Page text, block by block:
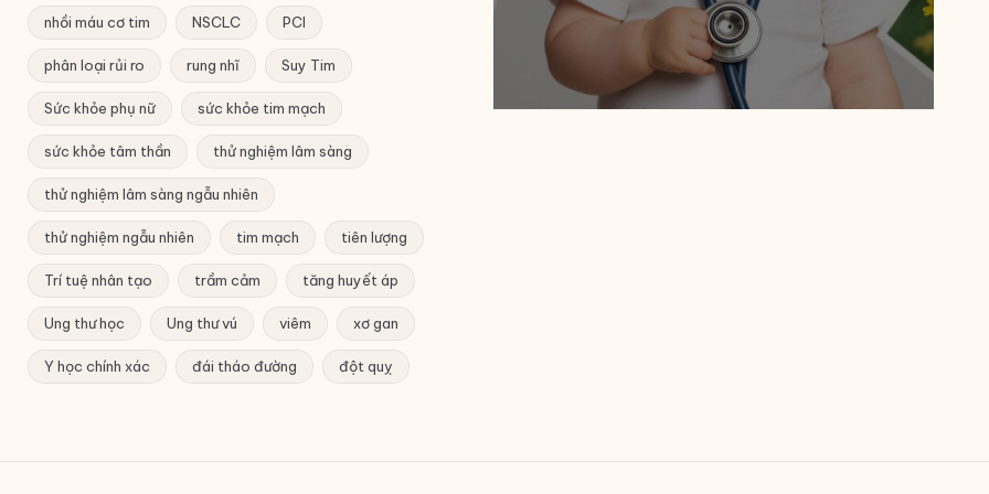
nhồi máu cơ tim NSCLC PCI
phân loại rủi ro rung nhĩ Suy Tim
Sức khỏe phụ nữ sức khỏe tim mạch
sức khỏe tâm thần thử nghiệm lâm sàng
thử nghiệm lâm sàng ngẫu nhiên
thử nghiệm ngẫu nhiên tim mạch tiên lượng
Trí tuệ nhân tạo trầm cảm tăng huyết áp
Ung thư học Ung thư vú viêm xơ gan
Y học chính xác đái tháo đường đột quỵ